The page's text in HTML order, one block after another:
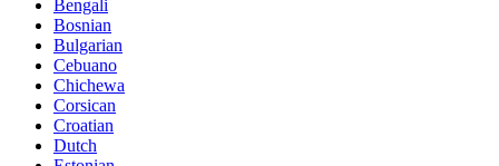
Bengali
Bosnian
Bulgarian
Cebuano
Chichewa
Corsican
Croatian
Dutch